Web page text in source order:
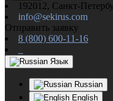
192012, Санкт-
info@sekirus.com
Отправить заявку
8 (800) 600-11-16
Язык
Russian
English